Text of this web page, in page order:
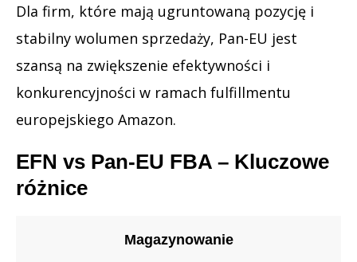
Dla firm, które mają ugruntowaną pozycję i
stabilny wolumen sprzedaży, Pan-EU jest
szansą na zwiększenie efektywności i
konkurencyjności w ramach fulfillmentu
europejskiego Amazon.
EFN vs Pan-EU FBA – Kluczowe
różnice
Magazynowanie